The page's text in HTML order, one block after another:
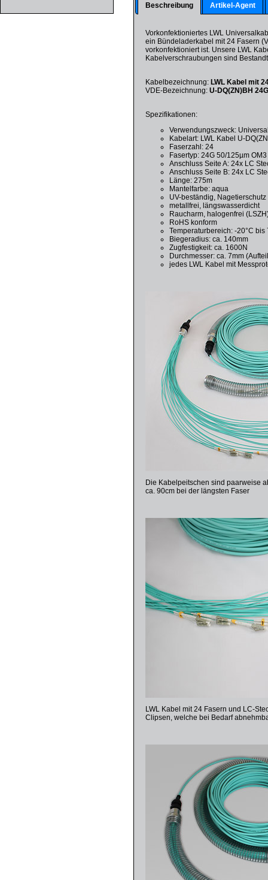
Beschreibung Artikel-Agent
Vorkonfektioniertes LWL
ein Bündeladerkabel mit 24 Fasern
vorkonfektioniert ist. Unsere LWL
Kabelverschraubungen sind
Kabelbezeichnung:LWL Kabel mit
VDE-Bezeichnung:U-DQ(ZN)BH
Spezifikationen:
Verwendungszweck:
Kabelart: LWL Kabel U-
Faserzahl: 24
Fasertyp: 24G 50/125µm
Anschluss Seite A: 24x LC
Anschluss Seite B: 24x LC
Länge: 275m
Mantelfarbe: aqua
UV-beständig, Nagetierschutz
metallfrei, längswasserdicht
Raucharm, halogenfrei
RoHS konform
Temperaturbereich: -20°C bis
Biegeradius: ca. 140mm
Zugfestigkeit: ca. 1600N
Durchmesser: ca. 7mm
jedes LWL Kabel mit
Die Kabelpeitschen sind paarweise
ca. 90cm bei der längsten Faser
LWL Kabel mit 24 Fasern und LC-
Clipsen, welche bei Bedarf